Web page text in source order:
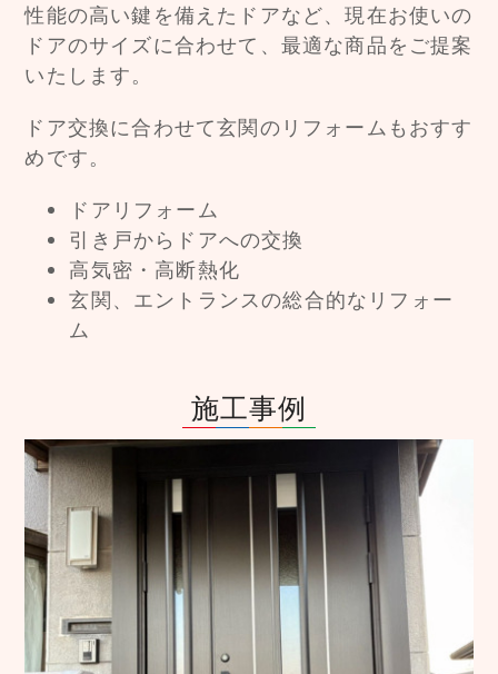
性能の高い鍵を備えたドアなど、現在お使いの
ドアのサイズに合わせて、最適な商品をご提案
いたします。
ドア交換に合わせて玄関のリフォームもおすす
めです。
ドアリフォーム
引き戸からドアへの交換
高気密・高断熱化
玄関、エントランスの総合的なリフォー
ム
施工事例